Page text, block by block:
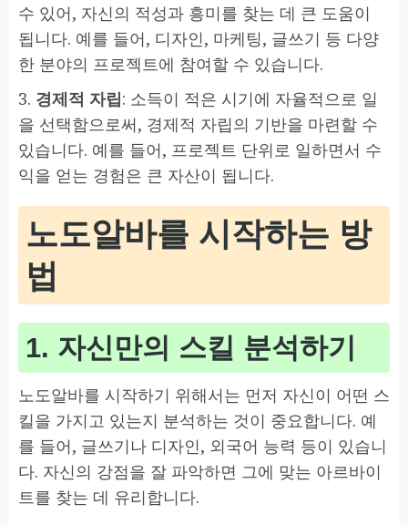
수 있어, 자신의 적성과 흥미를 찾는 데 큰 도움이
됩니다. 예를 들어, 디자인, 마케팅, 글쓰기 등 다양
한 분야의 프로젝트에 참여할 수 있습니다.
3. 경제적 자립: 소득이 적은 시기에 자율적으로 일
을 선택함으로써, 경제적 자립의 기반을 마련할 수
있습니다. 예를 들어, 프로젝트 단위로 일하면서 수
익을 얻는 경험은 큰 자산이 됩니다.
노도알바를 시작하는 방
법
1. 자신만의 스킬 분석하기
노도알바를 시작하기 위해서는 먼저 자신이 어떤 스
킬을 가지고 있는지 분석하는 것이 중요합니다. 예
를 들어, 글쓰기나 디자인, 외국어 능력 등이 있습니
다. 자신의 강점을 잘 파악하면 그에 맞는 아르바이
트를 찾는 데 유리합니다.